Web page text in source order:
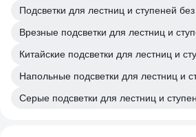
Подсветки для лестниц и ступеней
Врезные подсветки для лестниц и
Китайские подсветки для лестниц и
Напольные подсветки для лестниц и
Серые подсветки для лестниц и